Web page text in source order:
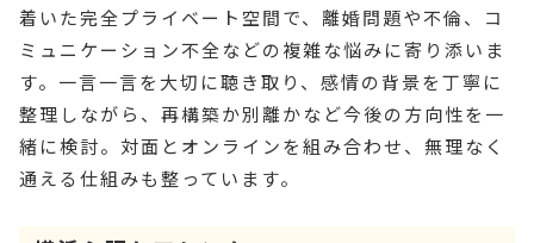
着いた完全プライベート空間で、離婚問題や不倫、コ
ミュニケーション不全などの複雑な悩みに寄り添いま
す。一言一言を大切に聴き取り、感情の背景を丁寧に
整理しながら、再構築か別離かなど今後の方向性を一
緒に検討。対面とオンラインを組み合わせ、無理なく
通える仕組みも整っています。